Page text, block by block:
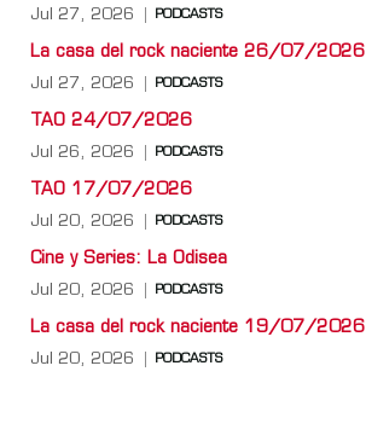
Jul 27, 2026 PODCASTS
La casa del rock naciente 26/07/2026
Jul 27, 2026 PODCASTS
TAO 24/07/2026
Jul 26, 2026 PODCASTS
TAO 17/07/2026
Jul 20, 2026 PODCASTS
Cine y Series: La Odisea
Jul 20, 2026 PODCASTS
La casa del rock naciente 19/07/2026
Jul 20, 2026 PODCASTS